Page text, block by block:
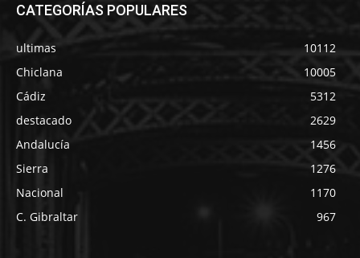
CATEGORÍAS POPULARES
ultimas
10112
Chiclana
10005
Cádiz
5312
destacado
2629
Andalucía
1456
Sierra
1276
Nacional
1170
C. Gibraltar
967